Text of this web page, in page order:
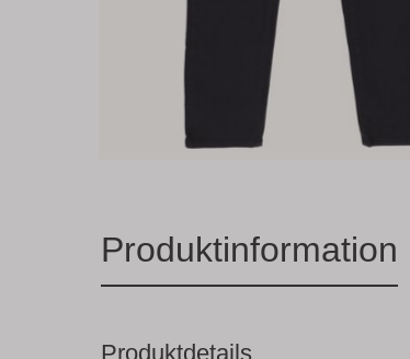
Produktinformation
Produktdetails